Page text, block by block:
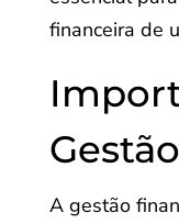
financeira de
A gestão